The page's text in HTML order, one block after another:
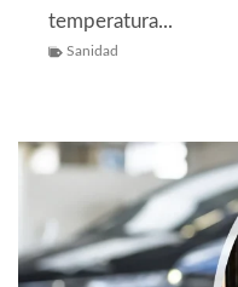
temperatura...
Sanidad